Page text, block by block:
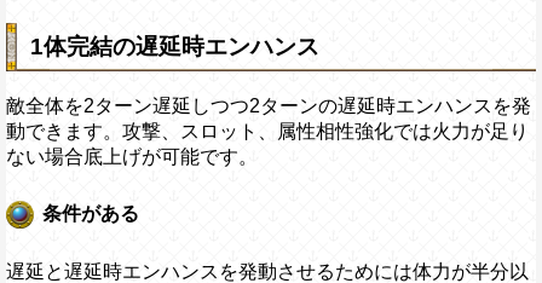
1体完結の遅延時エンハンス
敵全体を2ターン遅延しつつ2ターンの遅延時エンハンスを発
動できます。攻撃、スロット、属性相性強化では火力が足り
ない場合底上げが可能です。
条件がある
遅延と遅延時エンハンスを発動させるためには体力が半分以